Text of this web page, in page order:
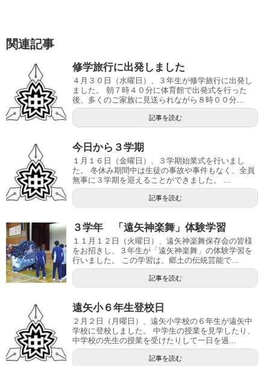
関連記事
修学旅行に出発しました
４月３０日（水曜日）、３年生が修学旅行に出発し
ました。 朝７時４０分に体育館で出発式を行った
後、多くのご家族に見送られながら８時００分...
記事を読む
今日から３学期
１月１６日（金曜日）、３学期始業式を行いまし
た。 冬休み期間中は生徒の事故や事件もなく、全員
無事に３学期を迎えることができました。 ...
記事を読む
３学年 「遠矢神楽舞」体験学習
１１月１２日（火曜日）、遠矢神楽舞保存会の皆様
をお招きし、３年生が「遠矢神楽舞」の体験学習を
行いました。 この学習は、郷土の伝統芸能で...
記事を読む
遠矢小６年生登校日
２月２日（月曜日）、遠矢小学校の６年生が遠矢中
学校に登校しました。 中学生の授業を見学したり、
中学校の先生の授業を受けたりして一日を過...
記事を読む